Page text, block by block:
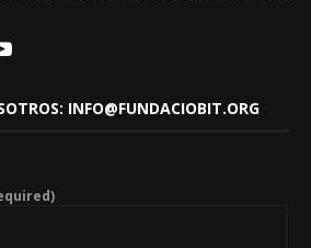
INFO@FUNDACIOBIT.ORG